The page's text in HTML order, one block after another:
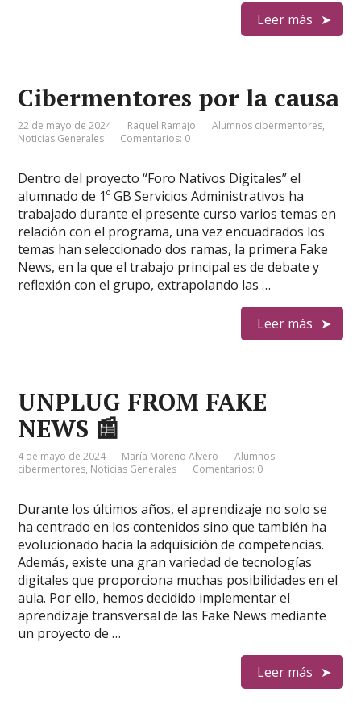
Leer más
Cibermentores por la causa
22 de mayo de 2024 Raquel Ramajo Alumnos cibermentores,
Noticias Generales
Comentarios: 0
Dentro del proyecto “Foro Nativos Digitales” el
alumnado de 1º GB Servicios Administrativos ha
trabajado durante el presente curso varios temas en
relación con el programa, una vez encuadrados los
temas han seleccionado dos ramas, la primera Fake
News, en la que el trabajo principal es de debate y
reflexión con el grupo, extrapolando las …
Leer más
UNPLUG FROM FAKE
NEWS 📰
4 de mayo de 2024 María Moreno Alvero
Alumnos
cibermentores, Noticias Generales Comentarios: 0
Durante los últimos años, el aprendizaje no solo se
ha centrado en los contenidos sino que también ha
evolucionado hacia la adquisición de competencias.
Además, existe una gran variedad de tecnologías
digitales que proporciona muchas posibilidades en el
aula. Por ello, hemos decidido implementar el
aprendizaje transversal de las Fake News mediante
un proyecto de …
Leer más